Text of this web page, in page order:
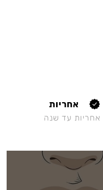
אחריות
אחריות עד שנה